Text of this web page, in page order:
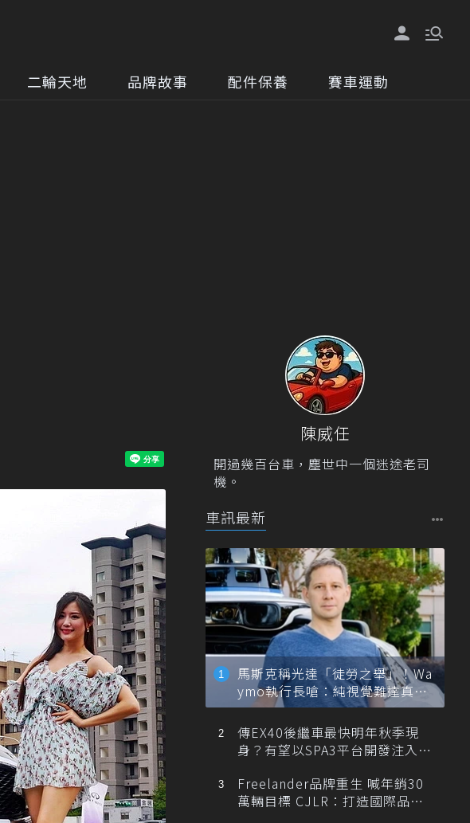
二輪天地 品牌故事 配件保養 賽車運動
陳威任
開過幾百台車，塵世中一個迷途老司
機。
車訊最新
馬斯克稱光達「徒勞之舉」！Wa
ymo執行長嗆：純視覺難達真正
自動駕駛
傳EX40後繼車最快明年秋季現
身？有望以SPA3平台開發注入80
Freelander品牌重生 喊年銷30
萬輛目標 CJLR：打造國際品牌